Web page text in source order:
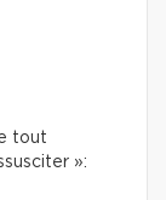
tout
»: